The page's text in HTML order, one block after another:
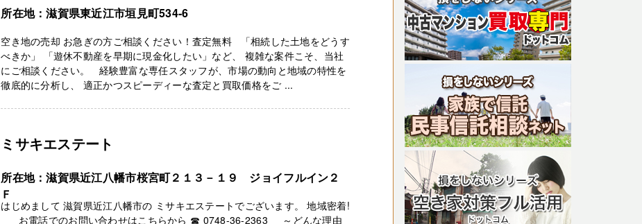
所在地：滋賀県東近江市垣見町534-6
空き地の売却 お急ぎの方ご相談ください！査定無料 「相続した土地をどうす
べきか」 「遊休不動産を早期に現金化したい」など、 複雑な案件こそ、当社
にご相談ください。 経験豊富な専任スタッフが、市場の動向と地域の特性を
徹底的に分析し、 適正かつスピーディーな査定と買取価格をご ...
ミサキエステート
所在地：滋賀県近江八幡市桜宮町２１３－１９ ジョイフルイン２
Ｆ
はじめまして 滋賀県近江八幡市の ミサキエステートでございます。 地域密着!
お電話でのお問い合わせはこちらから ☎ 0748-36-2363 ～どんな理由